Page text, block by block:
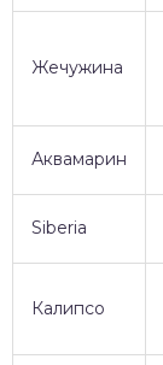
Жечужина
Аквамарин
Siberia
Калипсо